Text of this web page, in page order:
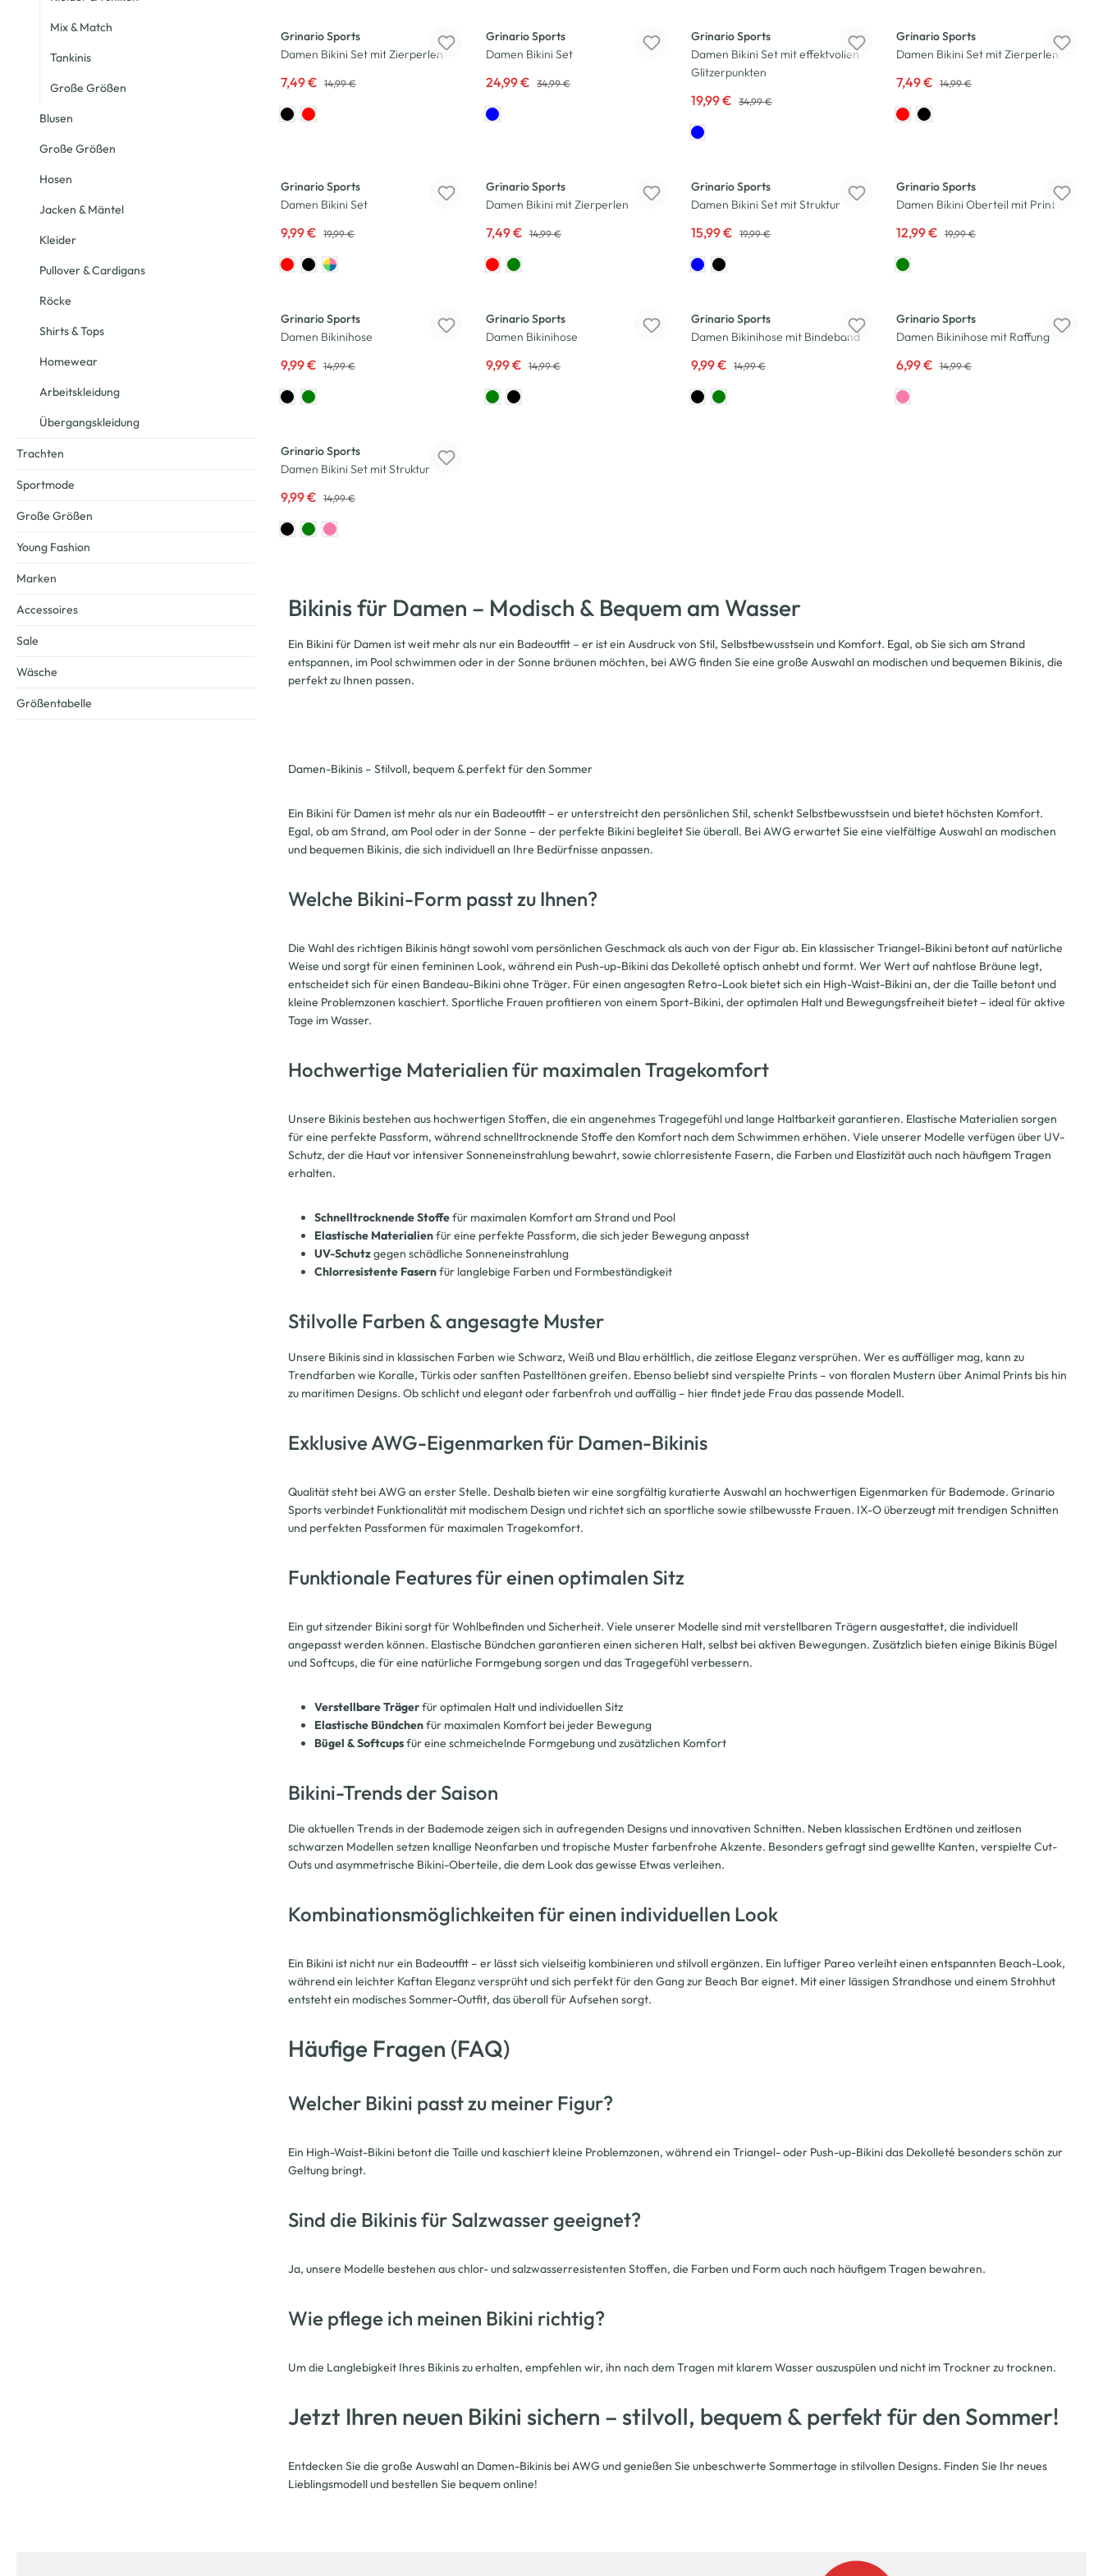
Grinario Sports
Damen Bikini Set mit Zierperlen
7,49 € 14,99 €
Grinario Sports
Damen Bikini Set
24,99 € 34,99 €
Grinario Sports
Damen Bikini Set mit effektvollen
Glitzerpunkten
19,99 € 34,99 €
Grinario Sports
Damen Bikini Set mit Zierperlen
7,49 € 14,99 €
Grinario Sports
Damen Bikini Set
9,99 € 19,99 €
Grinario Sports
Damen Bikini mit Zierperlen
7,49 € 14,99 €
Grinario Sports
Damen Bikini Set mit Struktur
15,99 € 19,99 €
Grinario Sports
Damen Bikini Oberteil mit Print
12,99 € 19,99 €
Grinario Sports
Damen Bikinihose
9,99 € 14,99 €
Grinario Sports
Damen Bikinihose
9,99 € 14,99 €
Grinario Sports
Damen Bikinihose mit Bindeband
9,99 € 14,99 €
Grinario Sports
Damen Bikinihose mit Raffung
6,99 € 14,99 €
Grinario Sports
Damen Bikini Set mit Struktur
9,99 € 14,99 €
Bikinis für Damen – Modisch & Bequem am Wasser
Ein Bikini für Damen ist weit mehr als nur ein Badeoutfit – er ist ein Ausdruck von Stil, Selbstbewusstsein und Komfort. Egal, ob Sie sich am Strand
entspannen, im Pool schwimmen oder in der Sonne bräunen möchten, bei AWG finden Sie eine große Auswahl an modischen und bequemen Bikinis, die
perfekt zu Ihnen passen.
Damen-Bikinis – Stilvoll, bequem & perfekt für den Sommer
Ein Bikini für Damen ist mehr als nur ein Badeoutfit – er unterstreicht den persönlichen Stil, schenkt Selbstbewusstsein und bietet höchsten Komfort.
Egal, ob am Strand, am Pool oder in der Sonne – der perfekte Bikini begleitet Sie überall. Bei AWG erwartet Sie eine vielfältige Auswahl an modischen
und bequemen Bikinis, die sich individuell an Ihre Bedürfnisse anpassen.
Welche Bikini-Form passt zu Ihnen?
Die Wahl des richtigen Bikinis hängt sowohl vom persönlichen Geschmack als auch von der Figur ab. Ein klassischer Triangel-Bikini betont auf natürliche
Weise und sorgt für einen femininen Look, während ein Push-up-Bikini das Dekolleté optisch anhebt und formt. Wer Wert auf nahtlose Bräune legt,
entscheidet sich für einen Bandeau-Bikini ohne Träger. Für einen angesagten Retro-Look bietet sich ein High-Waist-Bikini an, der die Taille betont und
kleine Problemzonen kaschiert. Sportliche Frauen profitieren von einem Sport-Bikini, der optimalen Halt und Bewegungsfreiheit bietet – ideal für aktive
Tage im Wasser.
Hochwertige Materialien für maximalen Tragekomfort
Unsere Bikinis bestehen aus hochwertigen Stoffen, die ein angenehmes Tragegefühl und lange Haltbarkeit garantieren. Elastische Materialien sorgen
für eine perfekte Passform, während schnelltrocknende Stoffe den Komfort nach dem Schwimmen erhöhen. Viele unserer Modelle verfügen über UV-
Schutz, der die Haut vor intensiver Sonneneinstrahlung bewahrt, sowie chlorresistente Fasern, die Farben und Elastizität auch nach häufigem Tragen
erhalten.
Schnelltrocknende Stoffefür maximalen Komfort am Strand und Pool
Elastische Materialienfür eine perfekte Passform, die sich jeder Bewegung anpasst
UV-Schutzgegen schädliche Sonneneinstrahlung
Chlorresistente Fasernfür langlebige Farben und Formbeständigkeit
Stilvolle Farben & angesagte Muster
Unsere Bikinis sind in klassischen Farben wie Schwarz, Weiß und Blau erhältlich, die zeitlose Eleganz versprühen. Wer es auffälliger mag, kann zu
Trendfarben wie Koralle, Türkis oder sanften Pastelltönen greifen. Ebenso beliebt sind verspielte Prints – von floralen Mustern über Animal Prints bis hin
zu maritimen Designs. Ob schlicht und elegant oder farbenfroh und auffällig – hier findet jede Frau das passende Modell.
Exklusive AWG-Eigenmarken für Damen-Bikinis
Qualität steht bei AWG an erster Stelle. Deshalb bieten wir eine sorgfältig kuratierte Auswahl an hochwertigen Eigenmarken für Bademode. Grinario
Sports verbindet Funktionalität mit modischem Design und richtet sich an sportliche sowie stilbewusste Frauen. IX-O überzeugt mit trendigen Schnitten
und perfekten Passformen für maximalen Tragekomfort.
Funktionale Features für einen optimalen Sitz
Ein gut sitzender Bikini sorgt für Wohlbefinden und Sicherheit. Viele unserer Modelle sind mit verstellbaren Trägern ausgestattet, die individuell
angepasst werden können. Elastische Bündchen garantieren einen sicheren Halt, selbst bei aktiven Bewegungen. Zusätzlich bieten einige Bikinis Bügel
und Softcups, die für eine natürliche Formgebung sorgen und das Tragegefühl verbessern.
Verstellbare Trägerfür optimalen Halt und individuellen Sitz
Elastische Bündchenfür maximalen Komfort bei jeder Bewegung
Bügel & Softcupsfür eine schmeichelnde Formgebung und zusätzlichen Komfort
Bikini-Trends der Saison
Die aktuellen Trends in der Bademode zeigen sich in aufregenden Designs und innovativen Schnitten. Neben klassischen Erdtönen und zeitlosen
schwarzen Modellen setzen knallige Neonfarben und tropische Muster farbenfrohe Akzente. Besonders gefragt sind gewellte Kanten, verspielte Cut-
Outs und asymmetrische Bikini-Oberteile, die dem Look das gewisse Etwas verleihen.
Kombinationsmöglichkeiten für einen individuellen Look
Ein Bikini ist nicht nur ein Badeoutfit – er lässt sich vielseitig kombinieren und stilvoll ergänzen. Ein luftiger Pareo verleiht einen entspannten Beach-Look,
während ein leichter Kaftan Eleganz versprüht und sich perfekt für den Gang zur Beach Bar eignet. Mit einer lässigen Strandhose und einem Strohhut
entsteht ein modisches Sommer-Outfit, das überall für Aufsehen sorgt.
Häufige Fragen (FAQ)
Welcher Bikini passt zu meiner Figur?
Ein High-Waist-Bikini betont die Taille und kaschiert kleine Problemzonen, während ein Triangel- oder Push-up-Bikini das Dekolleté besonders schön zur
Geltung bringt.
Sind die Bikinis für Salzwasser geeignet?
Ja, unsere Modelle bestehen aus chlor- und salzwasserresistenten Stoffen, die Farben und Form auch nach häufigem Tragen bewahren.
Wie pflege ich meinen Bikini richtig?
Um die Langlebigkeit Ihres Bikinis zu erhalten, empfehlen wir, ihn nach dem Tragen mit klarem Wasser auszuspülen und nicht im Trockner zu trocknen.
Jetzt Ihren neuen Bikini sichern – stilvoll, bequem & perfekt für den Sommer!
Entdecken Sie die große Auswahl an Damen-Bikinis bei AWG und genießen Sie unbeschwerte Sommertage in stilvollen Designs. Finden Sie Ihr neues
Lieblingsmodell und bestellen Sie bequem online!
Mix & Match
Tankinis
Große Größen
Blusen
Große Größen
Hosen
Jacken & Mäntel
Kleider
Pullover & Cardigans
Röcke
Shirts & Tops
Homewear
Arbeitskleidung
Übergangskleidung
Trachten
Sportmode
Große Größen
Young Fashion
Marken
Accessoires
Sale
Wäsche
Größentabelle